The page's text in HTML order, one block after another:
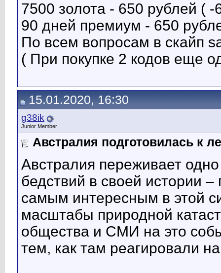
7500 золота - 650 рублей ( -
90 дней премиум - 650
По всем вопросам в скайп
( При покупке 2 кодов еще
15.01.2020, 16:30
g38ik
Junior Member
Австралия подготовилась к
Австралия переживает
бедствий в своей истории
самым интересным в этой
масштабы природной
общества и СМИ на это
тем, как там реагировали